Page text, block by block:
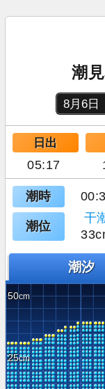
潮
日出
05:17
潮時
潮位
干
潮汐
50
25